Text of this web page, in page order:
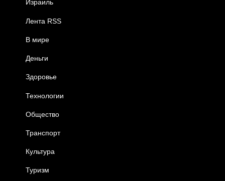
Израиль
Лента RSS
В мире
Деньги
Здоровье
Технологии
Общество
Транспорт
Культура
Туризм